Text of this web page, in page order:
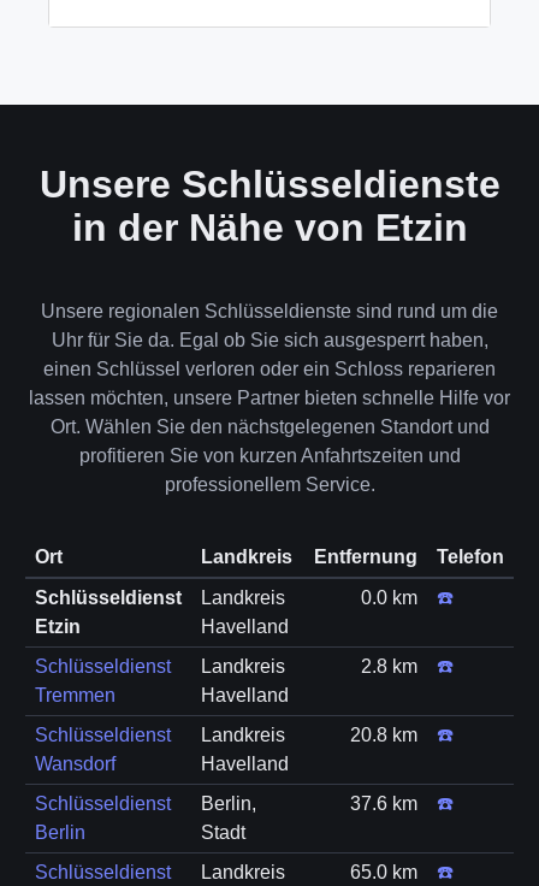
Unsere Schlüsseldienste
in der Nähe von Etzin
Unsere regionalen Schlüsseldienste sind rund um die
Uhr für Sie da. Egal ob Sie sich ausgesperrt haben,
einen Schlüssel verloren oder ein Schloss reparieren
lassen möchten, unsere Partner bieten schnelle Hilfe vor
Ort. Wählen Sie den nächstgelegenen Standort und
profitieren Sie von kurzen Anfahrtszeiten und
professionellem Service.
Ort Landkreis Entfernung
Telefon
Schlüsseldienst
Etzin
Landkreis
Havelland
0.0 km ☎️
Schlüsseldienst
Tremmen
Landkreis
Havelland
2.8 km ☎️
Schlüsseldienst
Wansdorf
Landkreis
Havelland
20.8 km ☎️
Schlüsseldienst
Berlin
Berlin,
Stadt
37.6 km ☎️
Schlüsseldienst
Landkreis
65.0 km ☎️